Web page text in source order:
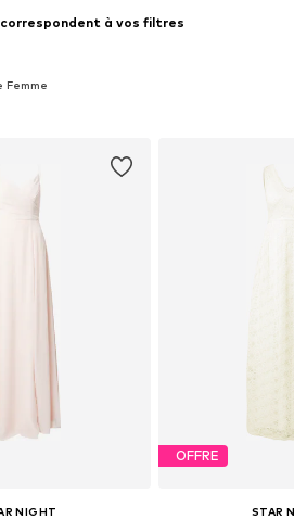
à vos filtres
Femme
NIGHT
OFFRE
STAR